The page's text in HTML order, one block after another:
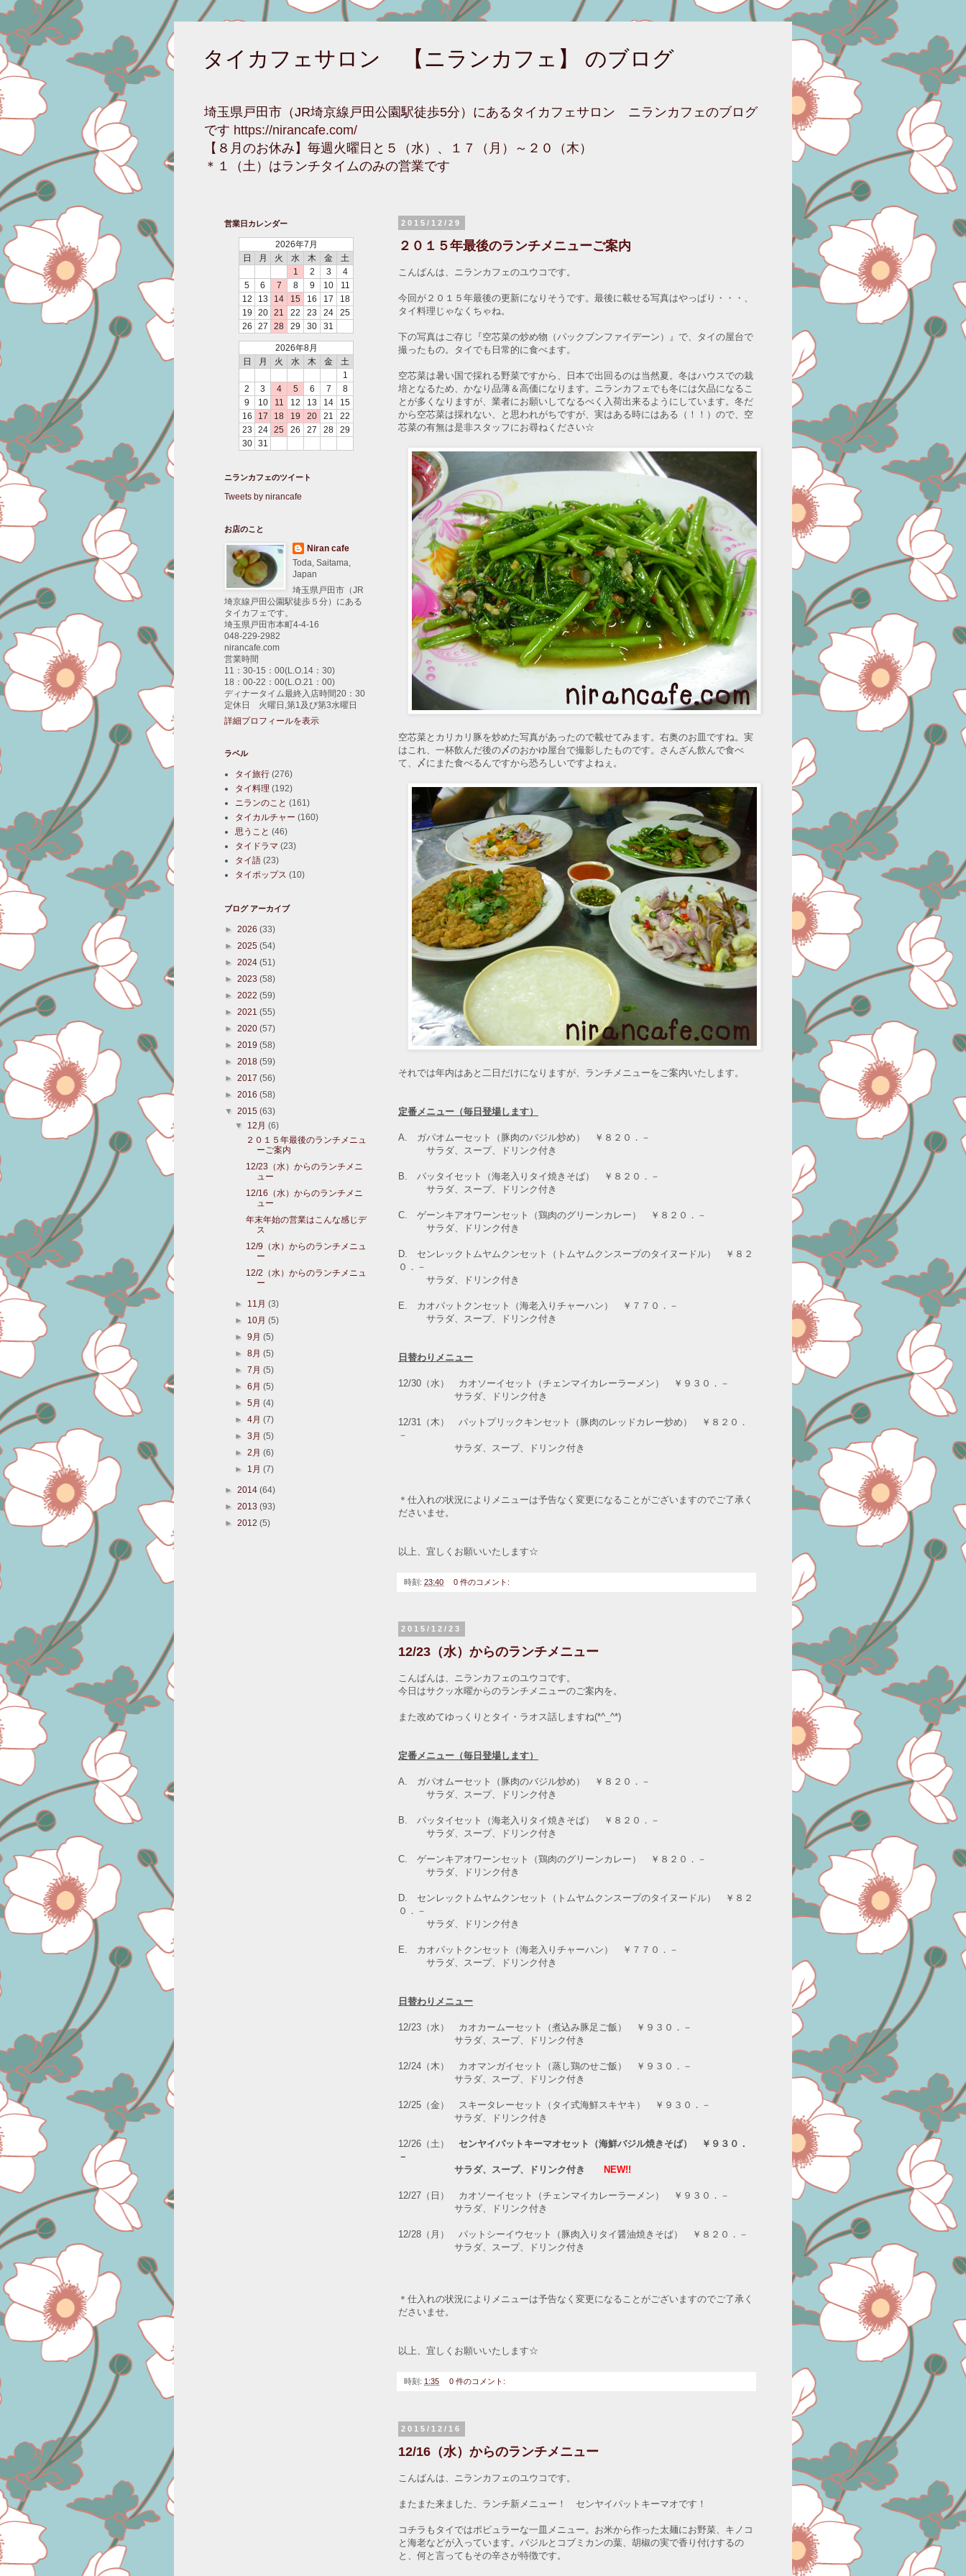
タイカフェサロン 【ニランカフェ】 のブログ
埼玉県戸田市（JR埼京線戸田公園駅徒歩5分）にあるタイカフェサロン ニランカフェのブログ
です https://nirancafe.com/
【８月のお休み】毎週火曜日と５（水）、１７（月）～２０（木）
＊１（土）はランチタイムのみの営業です
2015/12/29
２０１５年最後のランチメニューご案内
こんばんは、ニランカフェのユウコです。
今回が２０１５年最後の更新になりそうです。最後に載せる写真はやっぱり・・・、
タイ料理じゃなくちゃね。
下の写真はご存じ『空芯菜の炒め物（パックブンファイデーン）』で、タイの屋台で
撮ったもの。タイでも日常的に食べます。
空芯菜は暑い国で採れる野菜ですから、日本で出回るのは当然夏。冬はハウスでの栽
培となるため、かなり品薄＆高価になります。ニランカフェでも冬には欠品になるこ
とが多くなりますが、業者にお願いしてなるべく入荷出来るようにしています。冬だ
から空芯菜は採れない、と思われがちですが、実はある時にはある（！！）ので、空
芯菜の有無は是非スタッフにお尋ねください☆
空芯菜とカリカリ豚を炒めた写真があったので載せてみます。右奥のお皿ですね。実
はこれ、一杯飲んだ後の〆のおかゆ屋台で撮影したものです。さんざん飲んで食べ
て、〆にまた食べるんですから恐ろしいですよねぇ。
それでは年内はあと二日だけになりますが、ランチメニューをご案内いたします。
定番メニュー（毎日登場します）
A. ガパオムーセット（豚肉のバジル炒め） ￥８２０．－
サラダ、スープ、ドリンク付き
B. パッタイセット（海老入りタイ焼きそば） ￥８２０．－
サラダ、スープ、ドリンク付き
C. ゲーンキアオワーンセット（鶏肉のグリーンカレー） ￥８２０．－
サラダ、ドリンク付き
D. センレックトムヤムクンセット（トムヤムクンスープのタイヌードル） ￥８２
０．－
サラダ、ドリンク付き
E. カオパットクンセット（海老入りチャーハン） ￥７７０．－
サラダ、スープ、ドリンク付き
日替わりメニュー
12/30（水） カオソーイセット（チェンマイカレーラーメン） ￥９３０．－
サラダ、ドリンク付き
12/31（木） パットプリックキンセット（豚肉のレッドカレー炒め） ￥８２０．
－
サラダ、スープ、ドリンク付き
＊仕入れの状況によりメニューは予告なく変更になることがございますのでご了承く
ださいませ。
以上、宜しくお願いいたします☆
時刻: 23:40 0 件のコメント:
2015/12/23
12/23（水）からのランチメニュー
こんばんは、ニランカフェのユウコです。
今日はサクッ水曜からのランチメニューのご案内を。
また改めてゆっくりとタイ・ラオス話しますね(*^_^*)
定番メニュー（毎日登場します）
A. ガパオムーセット（豚肉のバジル炒め） ￥８２０．－
サラダ、スープ、ドリンク付き
B. パッタイセット（海老入りタイ焼きそば） ￥８２０．－
サラダ、スープ、ドリンク付き
C. ゲーンキアオワーンセット（鶏肉のグリーンカレー） ￥８２０．－
サラダ、ドリンク付き
D. センレックトムヤムクンセット（トムヤムクンスープのタイヌードル） ￥８２
０．－
サラダ、ドリンク付き
E. カオパットクンセット（海老入りチャーハン） ￥７７０．－
サラダ、スープ、ドリンク付き
日替わりメニュー
12/23（水） カオカームーセット（煮込み豚足ご飯） ￥９３０．－
サラダ、スープ、ドリンク付き
12/24（木） カオマンガイセット（蒸し鶏のせご飯） ￥９３０．－
サラダ、スープ、ドリンク付き
12/25（金） スキータレーセット（タイ式海鮮スキヤキ） ￥９３０．－
サラダ、ドリンク付き
12/26（土） センヤイパットキーマオセット（海鮮バジル焼きそば） ￥９３０．
－
サラダ、スープ、ドリンク付き
NEW!!
12/27（日） カオソーイセット（チェンマイカレーラーメン） ￥９３０．－
サラダ、ドリンク付き
12/28（月） パットシーイウセット（豚肉入りタイ醤油焼きそば） ￥８２０．－
サラダ、スープ、ドリンク付き
＊仕入れの状況によりメニューは予告なく変更になることがございますのでご了承く
ださいませ。
以上、宜しくお願いいたします☆
時刻: 1:35 0 件のコメント:
2015/12/16
12/16（水）からのランチメニュー
こんばんは、ニランカフェのユウコです。
またまた来ました、ランチ新メニュー！ センヤイパットキーマオです！
コチラもタイではポピュラーな一皿メニュー。お米から作った太麺にお野菜、キノコ
と海老などが入っています。バジルとコブミカンの葉、胡椒の実で香り付けするの
と、何と言ってもその辛さが特徴です。
営業日カレンダー
2026年7月
日
月 火 水 木 金
土
1
2 3
4
5
6 7 8 9 10
11
12
13 14 15 16 17
18
19
20 21 22 23 24
25
26
27 28 29 30 31
2026年8月
日
月 火 水 木 金
土
1
2
3 4 5 6 7
8
9
10 11 12 13 14
15
16
17 18 19 20 21
22
23
24 25 26 27 28
29
30
31
ニランカフェのツイート
Tweets by nirancafe
お店のこと
Niran cafe
Toda, Saitama,
Japan
埼玉県戸田市（JR
埼京線戸田公園駅徒歩５分）にある
タイカフェです。
埼玉県戸田市本町4-4-16
048-229-2982
nirancafe.com
営業時間
11：30-15：00(L.O.14：30)
18：00-22：00(L.O.21：00)
ディナータイム最終入店時間20：30
定休日 火曜日,第1及び第3水曜日
詳細プロフィールを表示
ラベル
タイ旅行 (276)
タイ料理 (192)
ニランのこと (161)
タイカルチャー (160)
思うこと (46)
タイドラマ (23)
タイ語 (23)
タイポップス (10)
ブログ アーカイブ
► 2026 (33)
► 2025 (54)
► 2024 (51)
► 2023 (58)
► 2022 (59)
► 2021 (55)
► 2020 (57)
► 2019 (58)
► 2018 (59)
► 2017 (56)
► 2016 (58)
▼ 2015 (63)
▼ 12月(6)
２０１５年最後のランチメニュ
ーご案内
12/23（水）からのランチメニ
ュー
12/16（水）からのランチメニ
ュー
年末年始の営業はこんな感じデ
ス
12/9（水）からのランチメニュ
ー
12/2（水）からのランチメニュ
ー
► 11月(3)
► 10月(5)
►9月(5)
►8月(5)
►7月(5)
►6月(5)
►5月(4)
►4月(7)
►3月(5)
►2月(6)
► 1月(7)
► 2014 (64)
► 2013 (93)
► 2012 (5)